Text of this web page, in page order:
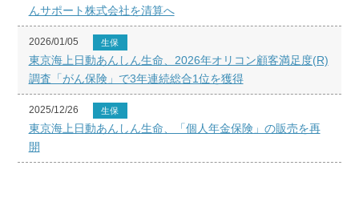
んサポート株式会社を清算へ
2026/01/05 生保
東京海上日動あんしん生命、2026年オリコン顧客満足度(R)
調査「がん保険」で3年連続総合1位を獲得
2025/12/26 生保
東京海上日動あんしん生命、「個人年金保険」の販売を再
開